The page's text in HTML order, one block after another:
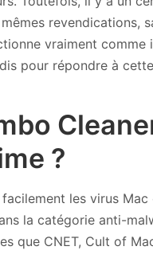
revendications,
vraiment comme
pour répondre à
?
les virus
la catégorie anti-
que CNET, Cult of